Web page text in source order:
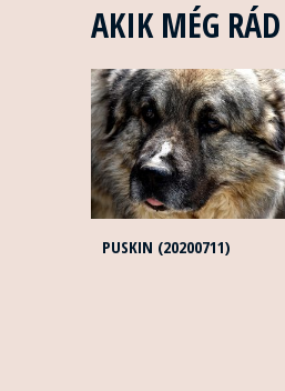
AKIK MÉG
PUSKIN (20200711)